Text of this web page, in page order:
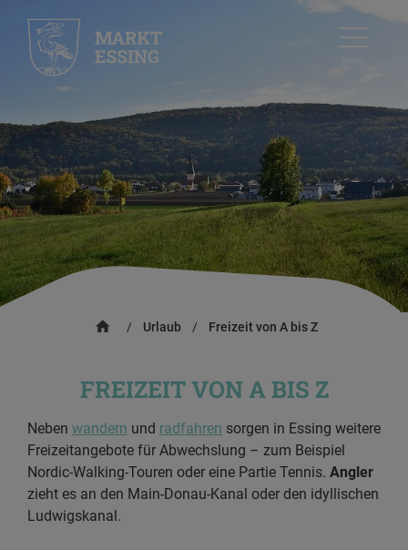
Freizeit von A bis Z
/
Urlaub
/
FREIZEIT VON A BIS Z
Neben wandern und radfahren sorgen in Essing weitere
Freizeitangebote für Abwechslung – zum Beispiel
Nordic-Walking-Touren oder eine Partie Tennis. Angler
zieht es an den Main-Donau-Kanal oder den idyllischen
Ludwigskanal.